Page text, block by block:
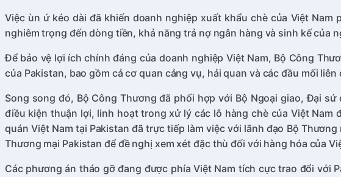
Việc ùn ứ kéo dài đã khiến doanh nghiệp xuất khẩu chè của Việt
nghiêm trọng đến dòng tiền, khả năng trả nợ ngân hàng và sinh kế của
Để bảo vệ lợi ích chính đáng của doanh nghiệp Việt Nam, Bộ Công
của Pakistan, bao gồm cả cơ quan cảng vụ, hải quan và các đầu mối
Song song đó, Bộ Công Thương đã phối hợp với Bộ Ngoại giao, Đại
điều kiện thuận lợi, linh hoạt trong xử lý các lô hàng chè của Việt
quán Việt Nam tại Pakistan đã trực tiếp làm việc với lãnh đạo Bộ
Thương mại Pakistan để đề nghị xem xét đặc thù đối với hàng hóa của
Các phương án tháo gỡ đang được phía Việt Nam tích cực trao đổi với